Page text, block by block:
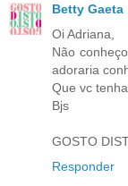
Betty Gaeta
Oi Adriana,
Não
adoraria
Que vc
Bjs
GOSTO
Responder